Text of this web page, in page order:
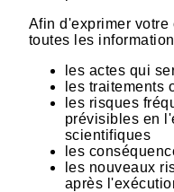
Afin d'exprimer votre
toutes les
les actes qui
les traitements
les risques
prévisibles en
scientifiques
les
les nouveaux
après